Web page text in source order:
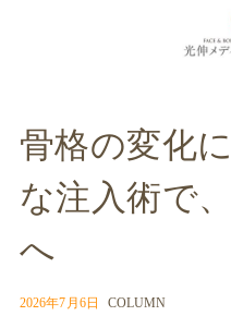
骨格の変化
な注入術で
へ
2026年7月6日 COLUMN